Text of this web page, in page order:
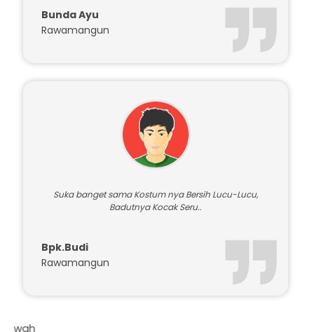
Tiap Tahun Selalu Pakai Jasa Om Badut Harry,
Alhamdulillah Menghibur Lancar Terus Acaranya
Rawamangun
Suka banget sama Kostum nya Bersih Lucu-Lucu,